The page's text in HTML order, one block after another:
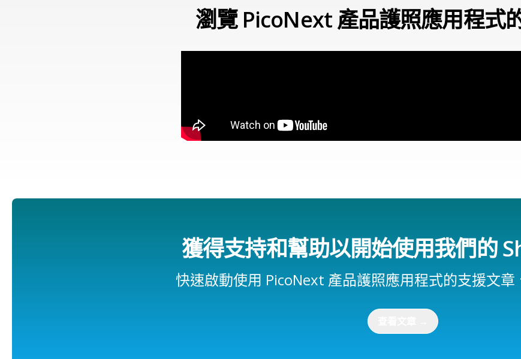
瀏覽 PicoNext 產品護照應用程式
獲得支持和幫助以開始使用我們的
快速啟動使用 PicoNext 產品護照應用程式的支援文章